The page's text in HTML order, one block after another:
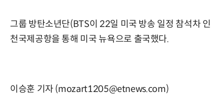
그룹 방탄소년단(BTS이 22일 미국 방송 일정 참석차 인
천국제공항을 통해 미국 뉴욕으로 출국했다.
이승훈 기자 (mozart1205@etnews.com)